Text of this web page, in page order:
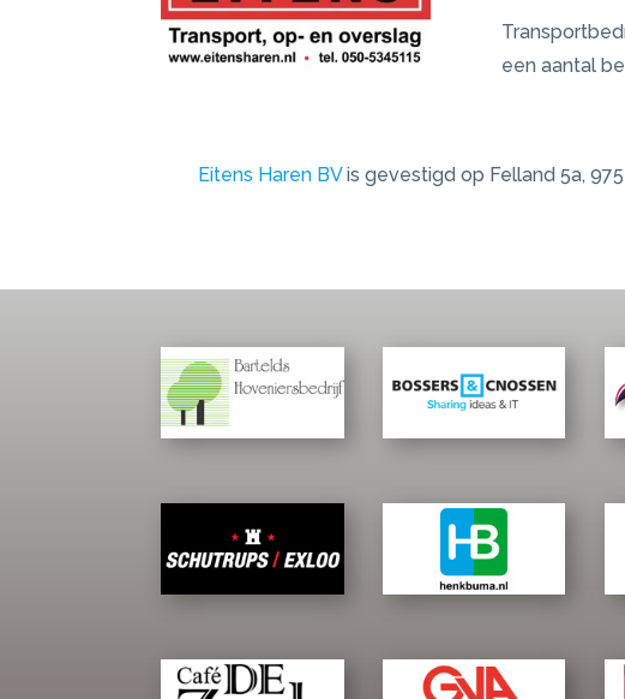
een aantal
Eitens Haren BVis gevestigd op Felland 5a,